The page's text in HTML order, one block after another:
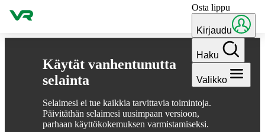
Käytät vanhentunutta
selainta
Selaimesi ei tue kaikkia tarvittavia toimintoja.
Päivitäthän selaimesi uusimpaan versioon,
parhaan käyttökokemuksen varmistamiseksi.
Hyppää sisältöön Osta lippu
Kirjaudu
Haku
Valikko